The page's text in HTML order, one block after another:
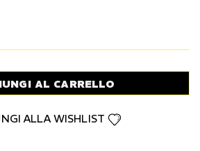
AL CARRELLO
ALLA WISHLIST